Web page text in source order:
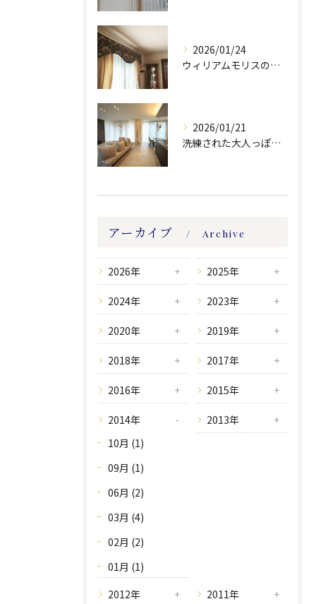
2026/01/24
ウィリアムモリスの生地ででバランスを製作しました。
2026/01/21
洗練された大人っぽい空間。
アーカイブ Archive
2026年 2025年
2024年 2023年
2020年 2019年
2018年 2017年
2016年 2015年
2014年
10月 (1)
09月 (1)
06月 (2)
03月 (4)
02月 (2)
01月 (1)
2013年
2012年 2011年